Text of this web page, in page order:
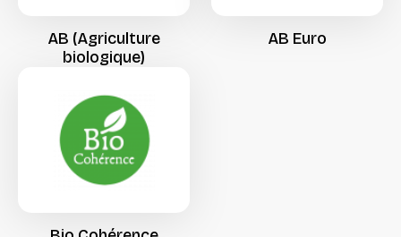
AB (Agriculture
biologique)
AB Euro